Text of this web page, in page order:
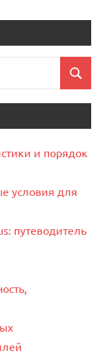
Поиск
и порядок
условия для
путеводитель